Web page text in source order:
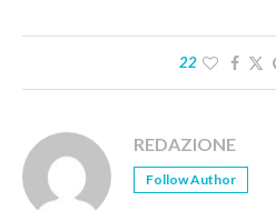
22
REDAZIONE
Follow Author